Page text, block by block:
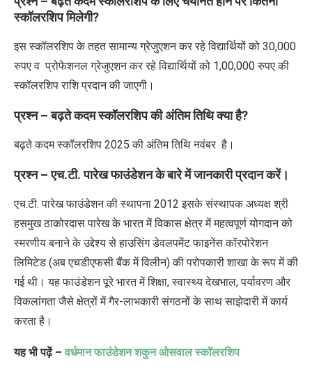
स्कॉलरशिप मिलेगी?
इस स्कॉलरशिप के तहत सामान्य ग्रेजुएशन कर रहे विद्यार्थियों को 30,000
रुपए वप्रोफेशनल ग्रेजुएशन कर रहे विद्यार्थियों को 1,00,000रुपए की
स्कॉलरशिप राशि प्रदान की जाएगी।
प्रश्न – बढ़ते कदम स्कॉलरशिपकी अंतिम तिथि क्या है?
बढ़ते कदम स्कॉलरशिप 2025की अंतिम तिथिनवंबर है।
प्रश्न – एच.टी. पारेख फाउंडेशनके बारे में जानकारी प्रदान करें।
एच.टी. पारेख फाउंडेशन की स्थापना 2012 इसके संस्थापक अध्यक्ष श्री
हसमुख ठाकोरदास पारेख के भारत में विकास क्षेत्र में महत्वपूर्ण योगदान को
स्मरणीय बनाने के उद्देश्य से हाउसिंग डेवलपमेंट फाइनेंस कॉरपोरेशन
लिमिटेड (अब एचडीएफसी बैंक में विलीन) की परोपकारी शाखा के रूप में की
गई थी। यह फाउंडेशन पूरे भारत में शिक्षा, स्वास्थ्य देखभाल, पर्यावरण और
विकलांगता जैसे क्षेत्रों में गैर-लाभकारी संगठनों के साथ साझेदारी में कार्य
करता है।
यह भी पढ़ें – वर्धमान फाउंडेशन शकुन ओसवाल स्कॉलरशिप